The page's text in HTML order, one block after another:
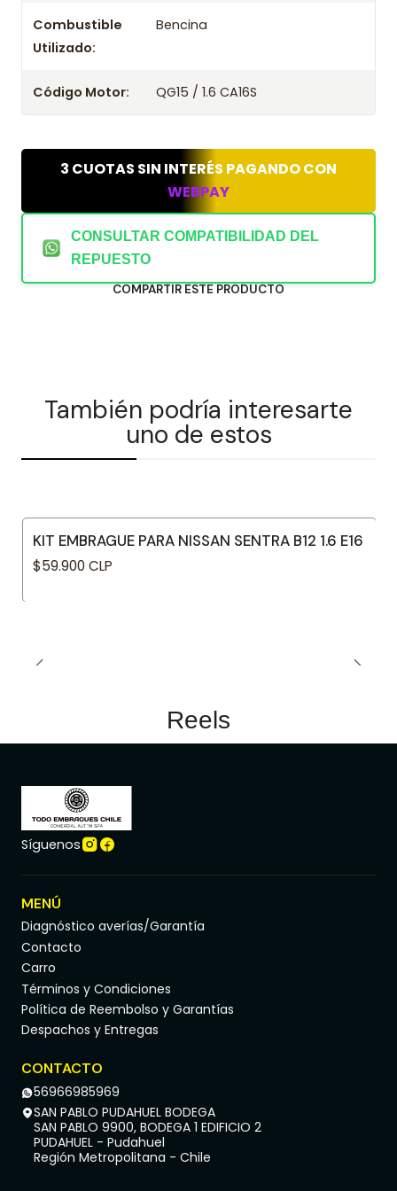
Combustible
Utilizado:
Bencina
Código Motor: QG15 / 1.6 CA16S
3 CUOTAS SIN INTERÉS PAGANDO CON
WEBPAY
CONSULTAR COMPATIBILIDAD DEL
REPUESTO
COMPARTIR ESTE PRODUCTO
También podría interesarte
uno de estos
KIT EMBRAGUE PARA NISSAN SENTRA B12 1.6 E16
$59.900 CLP
Reels
Síguenos
MENÚ
Diagnóstico averías/Garantía
Contacto
Carro
Términos y Condiciones
Política de Reembolso y Garantías
Despachos y Entregas
CONTACTO
56966985969
SAN PABLO PUDAHUEL BODEGA
SAN PABLO 9900, BODEGA 1 EDIFICIO 2
PUDAHUEL - Pudahuel
Región Metropolitana - Chile